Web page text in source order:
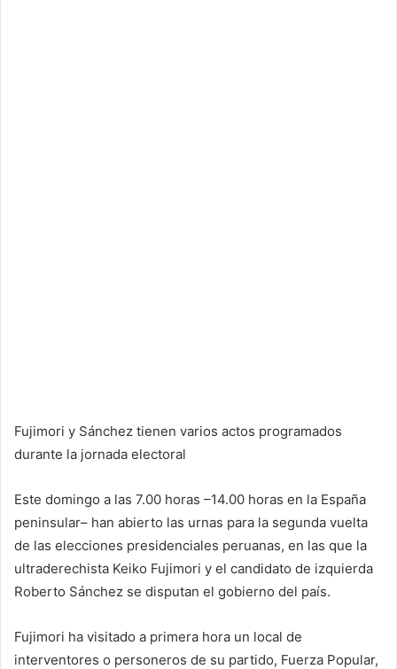
Fujimori y Sánchez tienen varios actos programados
durante la jornada electoral
Este domingo a las 7.00 horas –14.00 horas en la España
peninsular– han abierto las urnas para la segunda vuelta
de las elecciones presidenciales peruanas, en las que la
ultraderechista Keiko Fujimori y el candidato de izquierda
Roberto Sánchez se disputan el gobierno del país.
Fujimori ha visitado a primera hora un local de
interventores o personeros de su partido, Fuerza Popular,